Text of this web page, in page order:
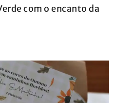
com o encanto da